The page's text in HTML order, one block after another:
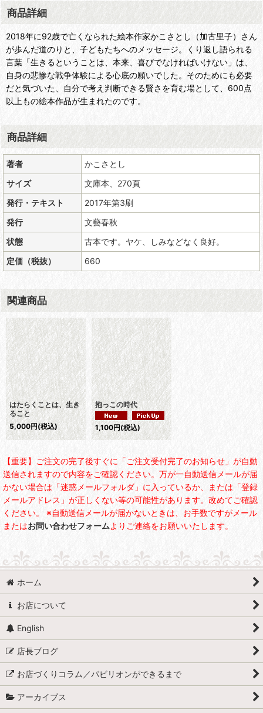
商品詳細
2018年に92歳で亡くなられた絵本作家かこさとし（加古里子）さん
が歩んだ道のりと、子どもたちへのメッセージ。くり返し語られる
言葉「生きるということは、本来、喜びでなければいけない」は、
自身の悲惨な戦争体験による心底の願いでした。そのためにも必要
だと気づいた、自分で考え判断できる賢さを育む場として、600点
以上もの絵本作品が生まれたのです。
商品詳細
著者
かこさとし
サイズ
文庫本、270頁
発行・テキスト
2017年第3刷
発行
文藝春秋
状態
古本です。ヤケ、しみなどなく良好。
定価（税抜）
660
関連商品
はたらくことは、生き
ること
5,000円(税込)
抱っこの時代
1,100円(税込)
【重要】ご注文の完了後すぐに「ご注文受付完了のお知らせ」が自動
送信されますので内容をご確認ください。万が一自動送信メールが届
かない場合は「迷惑メールフォルダ」に入っているか、または「登録
メールアドレス」が正しくない等の可能性があります。改めてご確認
ください。 ※自動送信メールが届かないときは、お手数ですがメール
またはお問い合わせフォームよりご連絡をお願いいたします。
ホーム
お店について
English
店長ブログ
お店づくりコラム／パビリオンができるまで
アーカイブス